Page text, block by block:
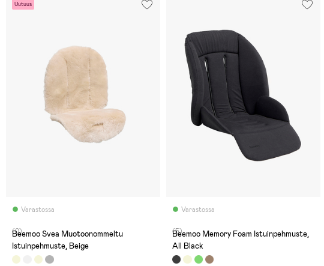
Uutuus
Varastossa
(0)
Beemoo Svea Muotoonommeltu
Istuinpehmuste, Beige
Varastossa
(5)
Beemoo Memory Foam Istuinpehmuste,
All Black